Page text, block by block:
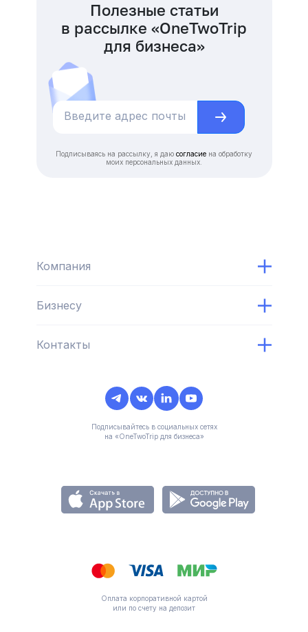
Полезные статьи
в рассылке «OneTwoTrip
для бизнеса»
Подписываясь на рассылку, я даю согласие на обработку
моих персональных данных.
Компания
Бизнесу
Контакты
Подписывайтесь в социальных сетях
на «OneTwoTrip для бизнеса»
Оплата корпоративной картой
или по счету на депозит